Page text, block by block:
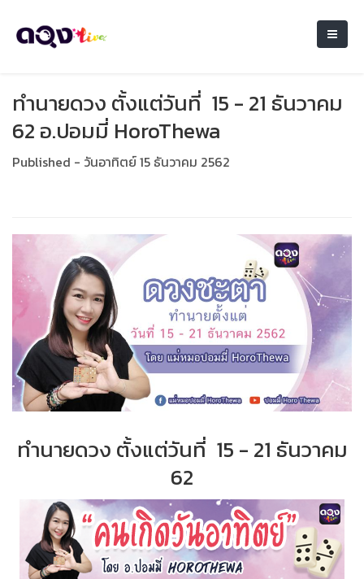
ทำนายดวง ตั้งแต่วันที่ 15 - 21 ธันวาคม
62 อ.ปอมมี่ HoroThewa
Published - วันอาทิตย์ 15 ธันวาคม 2562
ทำนายดวง ตั้งแต่วันที่ 15 - 21 ธันวาคม
62